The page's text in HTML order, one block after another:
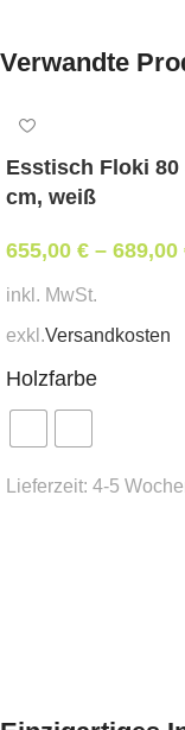
Materialien
robuste,
gewährleistet.
natürliche und
Tischplatte aus
Holzfurnier;
stabile
stilvolles
Eine
Verwandte
Esstisch Floki 80
cm, weiß
655,00 € – 689,00
inkl. MwSt.
exkl.Versandkosten
Holzfarbe
Lieferzeit: 4-5